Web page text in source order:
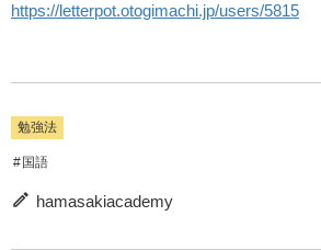
https://letterpot.otogimachi.jp/users/5815
勉強法
国語
hamasakiacademy